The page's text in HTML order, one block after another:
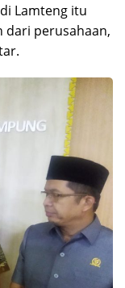
Lamteng itu
dari perusahaan,